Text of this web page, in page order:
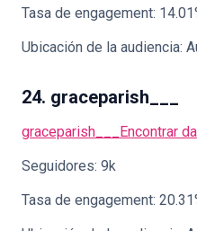
Tasa de engagement:
Ubicación de la audiencia:
24. graceparish___
graceparish___ Encontrar
Seguidores: 9k
Tasa de engagement: